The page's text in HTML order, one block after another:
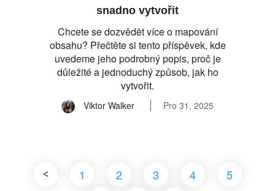
snadno vytvořit
Chcete se dozvědět více o mapování
obsahu? Přečtěte si tento příspěvek, kde
uvedeme jeho podrobný popis, proč je
důležité a jednoduchý způsob, jak ho
vytvořit.
Viktor Walker Pro 31, 2025
1 2 3 4
5